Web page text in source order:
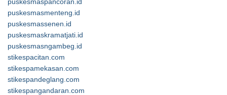
puskesmasmenteng.id
puskesmassenen.id
puskesmaskramatjati.id
puskesmasngambeg.id
stikespacitan.com
stikespamekasan.com
stikespandeglang.com
stikespangandaran.com